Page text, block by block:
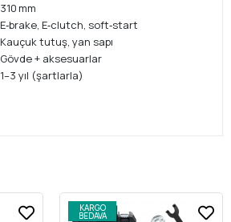
310 mm
E‑brake, E‑clutch, soft‑start
Kauçuk tutuş, yan sapı
Gövde + aksesuarlar
1–3 yıl (şartlarla)
KARGO
BEDAVA